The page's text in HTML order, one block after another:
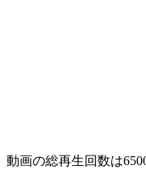
動画の総再生回数は